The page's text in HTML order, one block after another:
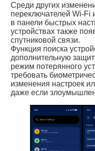
Среди других
переключателей Wi-
в панели быстрых
устройствах также
спутниковой связи.
Функция поиска
дополнительную
режим потерянного
требовать
изменения настроек
даже если